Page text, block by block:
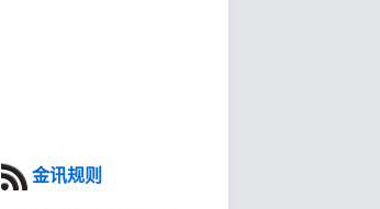
金讯规则